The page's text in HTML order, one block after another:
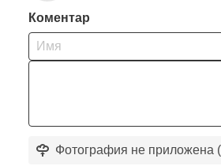
Коментар
Фотография не приложена